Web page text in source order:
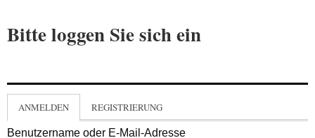
Bitte loggen Sie sich ein
ANMELDEN REGISTRIERUNG
Benutzername oder E-Mail-Adresse